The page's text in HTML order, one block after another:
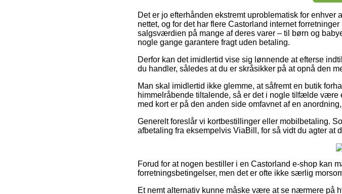
Det er jo efterhånden ekstremt uproblematisk for
nettet, og for det har flere Castorland internet
salgsværdien på mange af deres varer – til børn og
nogle gange garantere fragt uden betaling.
Derfor kan det imidlertid vise sig lønnende at efterse
du handler, således at du er skråsikker på at opnå den
Man skal imidlertid ikke glemme, at såfremt en butik
himmelråbende tiltalende, så er det i nogle tilfælde
med kort er på den anden side omfavnet af en
Generelt foreslår vi kortbestillinger eller mobilbetaling.
afbetaling fra eksempelvis ViaBill, for så vidt du agter at
Forud for at nogen bestiller i en Castorland e-shop kan
forretningsbetingelser, men det er ofte ikke særlig
Et nemt alternativ kunne måske være at se nærmere på